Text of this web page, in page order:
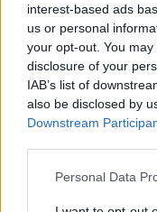
interest-based ads
us or personal
your opt-out. You
disclosure of your
IAB’s list of
also be disclosed by
Downstream
Please note that this
Personal Data